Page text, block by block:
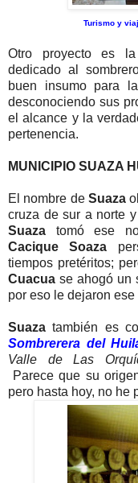
Turismo y
Otro proyecto es
dedicado al
buen insumo para
desconociendo sus
el alcance y la
pertenencia.
MUNICIPIO SUAZA
El nombre de Suaza
cruza de sur a norte
Suaza tomó ese
Cacique
Soaza
tiempos pretéritos;
Cuacua se ahogó un
por eso le dejaron ese
Suaza también es
Sombrerera del
Valle de Las
Parece que su
pero hasta hoy, no he